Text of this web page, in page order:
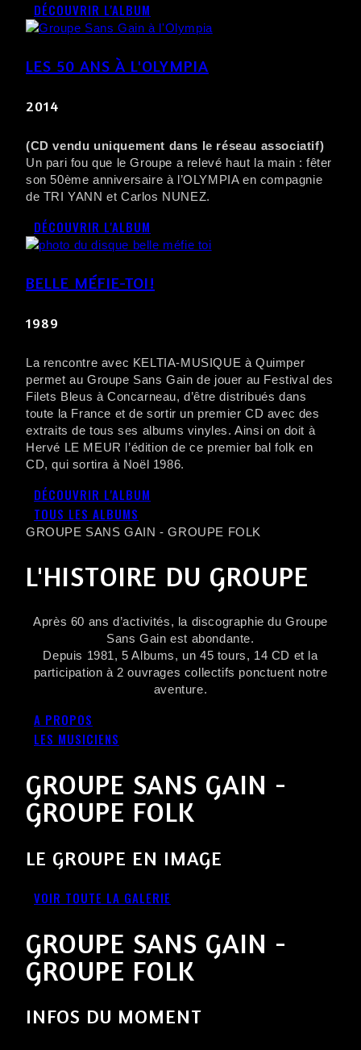
DÉCOUVRIR L'ALBUM
LES 50 ANS À L'OLYMPIA
2014
(CD vendu uniquement dans le réseau associatif)
Un pari fou que le Groupe a relevé haut la main : fêter
son 50ème anniversaire à l’OLYMPIA en compagnie
de TRI YANN et Carlos NUNEZ.
DÉCOUVRIR L'ALBUM
BELLE MÉFIE-TOI!
1989
La rencontre avec KELTIA-MUSIQUE à Quimper
permet au Groupe Sans Gain de jouer au Festival des
Filets Bleus à Concarneau, d’être distribués dans
toute la France et de sortir un premier CD avec des
extraits de tous ses albums vinyles. Ainsi on doit à
Hervé LE MEUR l’édition de ce premier bal folk en
CD, qui sortira à Noël 1986.
DÉCOUVRIR L'ALBUM
TOUS LES ALBUMS
GROUPE SANS GAIN - GROUPE FOLK
L'HISTOIRE DU GROUPE
Après 60 ans d’activités, la discographie du Groupe
Sans Gain est abondante.
Depuis 1981, 5 Albums, un 45 tours, 14 CD et la
participation à 2 ouvrages collectifs ponctuent notre
aventure.
A PROPOS
LES MUSICIENS
GROUPE SANS GAIN -
GROUPE FOLK
LE GROUPE EN IMAGE
VOIR TOUTE LA GALERIE
GROUPE SANS GAIN -
GROUPE FOLK
INFOS DU MOMENT